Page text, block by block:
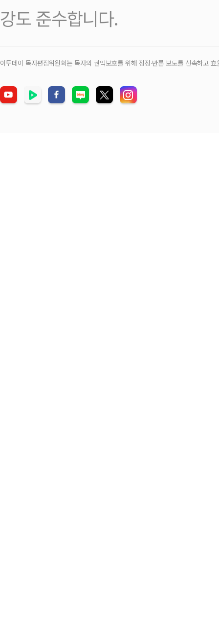
강도 준수합니다.
이투데이 독자편집위원회는 독자의 권익보호를 위해 정정‧반론 보도를 신속하고